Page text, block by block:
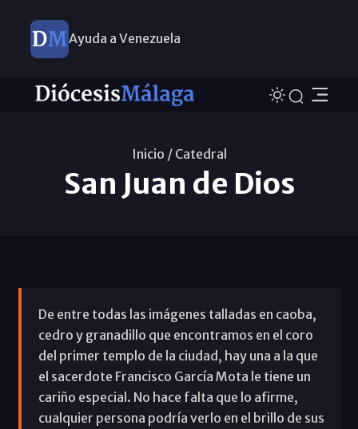
Ayuda a Venezuela
Inicio / Catedral
San Juan de Dios
De entre todas las imágenes talladas en caoba,
cedro y granadillo que encontramos en el coro
del primer templo de la ciudad, hay una a la que
el sacerdote Francisco García Mota le tiene un
cariño especial. No hace falta que lo afirme,
cualquier persona podría verlo en el brillo de sus